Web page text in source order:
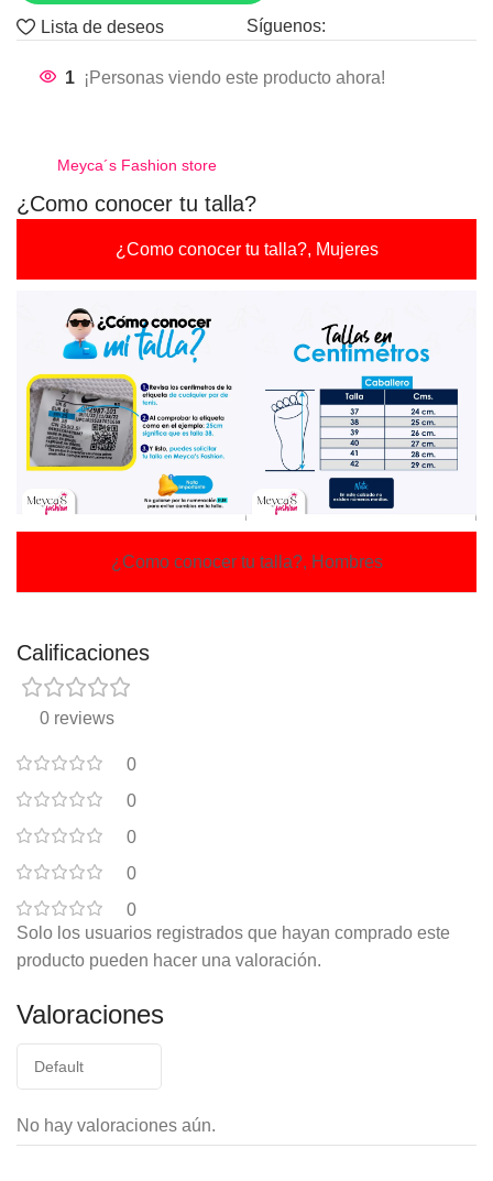
Lista de deseos Síguenos:
1 ¡Personas viendo este producto ahora!
Meyca´s Fashion store
¿Como conocer tu talla?
¿Como conocer tu talla?, Mujeres
¿Como conocer tu talla?, Hombres
Calificaciones
0 reviews
0
0
0
0
0
Valoraciones
No hay valoraciones aún.
Solo los usuarios registrados que hayan comprado este
producto pueden hacer una valoración.